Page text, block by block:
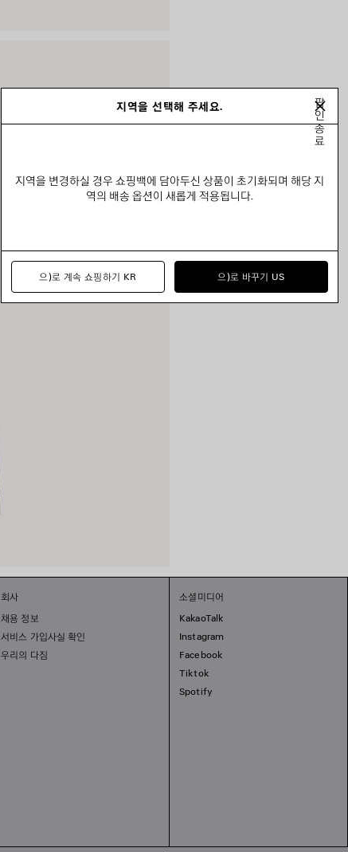
회사
채용 정보
서비스 가입사실 확인
우리의 다짐
소셜미디어
KakaoTalk
Instagram
Facebook
Tiktok
Spotify
지역을 선택해 주세요.
팝
인
종
료
지역을 변경하실 경우 쇼핑백에 담아두신 상품이 초기화되며 해당 지
역의 배송 옵션이 새롭게 적용됩니다.
으)로 계속 쇼핑하기 KR 으)로 바꾸기 US